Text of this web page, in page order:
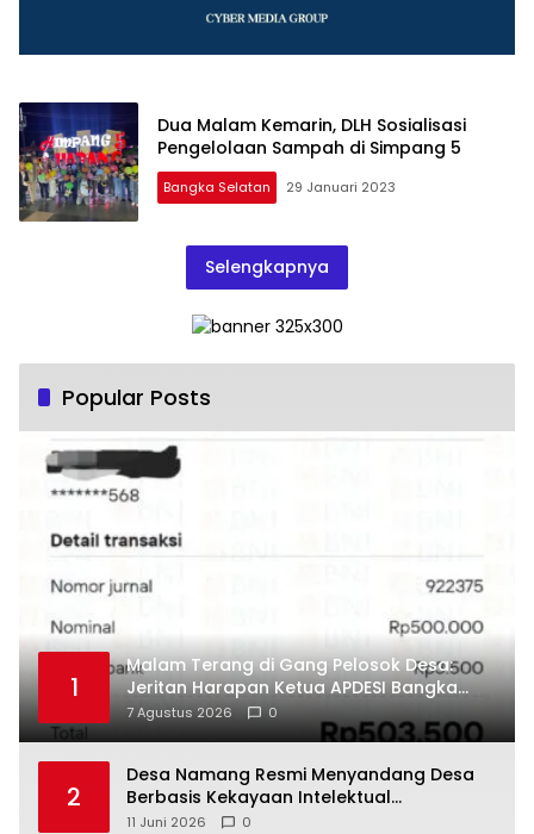
Dua Malam Kemarin, DLH Sosialisasi
Pengelolaan Sampah di Simpang 5
Bangka Selatan 29 Januari 2023
Selengkapnya
Popular Posts
1
Malam Terang di Gang Pelosok Desa:
Jeritan Harapan Ketua APDESI Bangka
Tengah untuk PLN Babel
7 Agustus 2026 0
2
‎Desa Namang Resmi Menyandang Desa
Berbasis Kekayaan Intelektual
Kementerian Hukum RI
11 Juni 2026 0